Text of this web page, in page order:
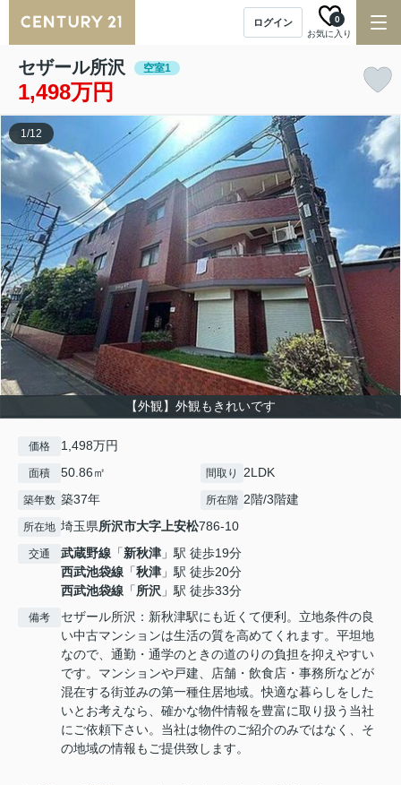
ログイン
お気に入り
0
セザール所沢 空室1
1,498万円
【外観】外観もきれいです
1/12
価格 1,498万円
面積 50.86㎡ 間取り 2LDK
築年数 築37年 所在階 2階/3階建
所在地 埼玉県所沢市大字上安松786-10
交通 武蔵野線 「新秋津 」駅 徒歩19分
西武池袋線 「秋津 」駅 徒歩20分
西武池袋線 「所沢 」駅 徒歩33分
備考
セザール所沢：新秋津駅にも近くて便利。立地条件の良
い中古マンションは生活の質を高めてくれます。平坦地
なので、通勤・通学のときの道のりの負担を抑えやすい
です。マンションや戸建、店舗・飲食店・事務所などが
混在する街並みの第一種住居地域。快適な暮らしをした
いとお考えなら、確かな物件情報を豊富に取り扱う当社
にご依頼下さい。当社は物件のご紹介のみではなく、そ
の地域の情報もご提供致します。